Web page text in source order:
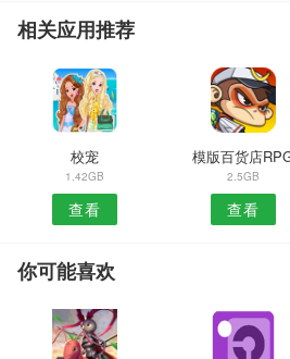
相关应用推荐
校宠
1.42GB
查看
模版百货店
2.5GB
查看
你可能喜欢